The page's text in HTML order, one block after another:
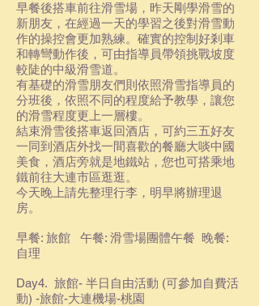
早餐後搭車前往滑雪場，昨天剛學滑雪的
新朋友，在經過一天的學習之後對滑雪動
作的操控會更加熟練。確實的控制好剎車
和轉彎動作後，可由指導員帶領挑戰坡度
較陡的中級滑雪道。
有基礎的滑雪朋友們則依照滑雪指導員的
分班後，依照不同的程度給予教學，讓您
的滑雪程度更上一層樓。
結束滑雪後搭車返回酒店，可約三五好友
一同到酒店外找一間喜歡的餐廳大啖中國
美食，酒店旁就是地鐵站，您也可搭乘地
鐵前往大連市區逛逛。
今天晚上請先整理行李，明早將辦理退
房。
早餐: 旅館 午餐: 滑雪場團體午餐 晚餐:
自理
Day4. 旅館- 半日自由活動 (可參加自費活
動) -旅館-大連機場-桃園